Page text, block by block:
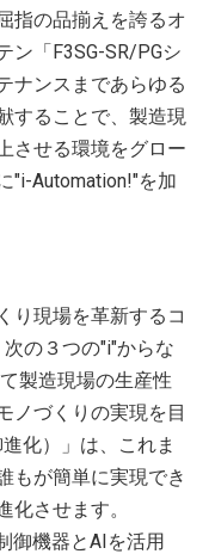
指の品揃えを誇るオ
ン「F3SG-SR/PGシ
ナンスまであらゆる
することで、製造現
させる環境をグロー
"i-Automation!"を加
り現場を革新するコ
の３つの"i"からな
製造現場の生産性
ノづくりの実現を目
進化）」は、これま
もが簡単に実現でき
化させます。
御機器とAIを活用